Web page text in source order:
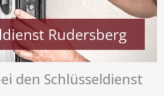
den Schlüsseldienst